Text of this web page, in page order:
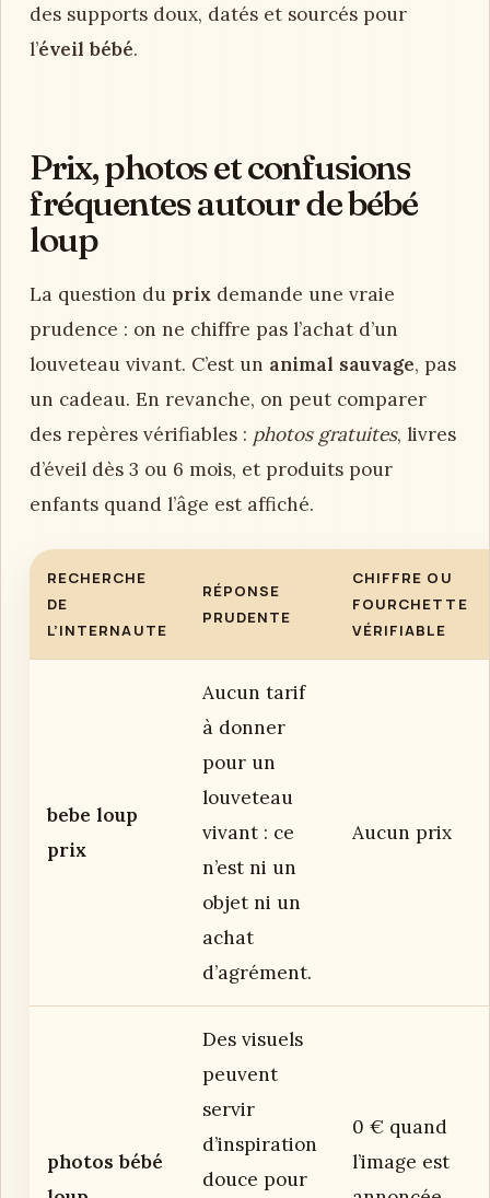
des supports doux, datés et sourcés pour
l’éveil bébé.
Prix, photos et confusions
fréquentes autour de bébé
loup
La question du prix demande une vraie
prudence : on ne chiffre pas l’achat d’un
louveteau vivant. C’est un animal sauvage, pas
un cadeau. En revanche, on peut comparer
des repères vérifiables : photos gratuites, livres
d’éveil dès 3 ou 6 mois, et produits pour
enfants quand l’âge est affiché.
RECHERCHE
DE
L’INTERNAUTE
RÉPONSE
PRUDENTE
CHIFFRE OU
FOURCHETTE
VÉRIFIABLE
bebe loup
prix
Aucun tarif
à donner
pour un
louveteau
vivant : ce
n’est ni un
objet ni un
achat
d’agrément.
Aucun prix
photos bébé
Des visuels
peuvent
servir
d’inspiration
douce pour
0 € quand
l’image est